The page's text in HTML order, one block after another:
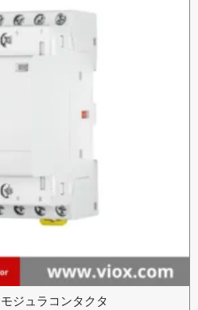
ジュラコンタクタ